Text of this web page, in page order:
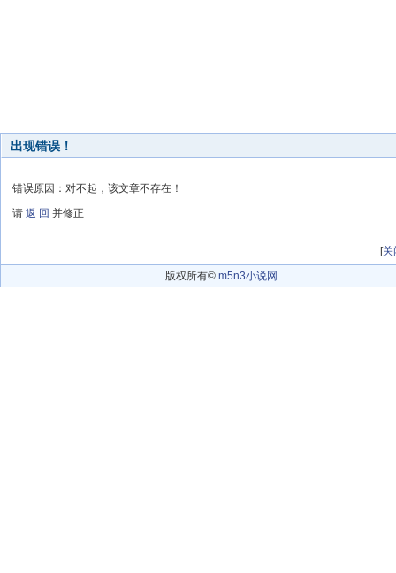
出现错误！
错误原因：对不起，该文章不存在！
请 返 回 并修正
[关
版权所有© m5n3小说网